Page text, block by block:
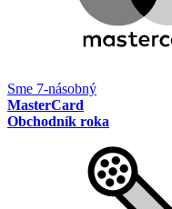
Sme 7-násobný
MasterCard
Obchodník roka